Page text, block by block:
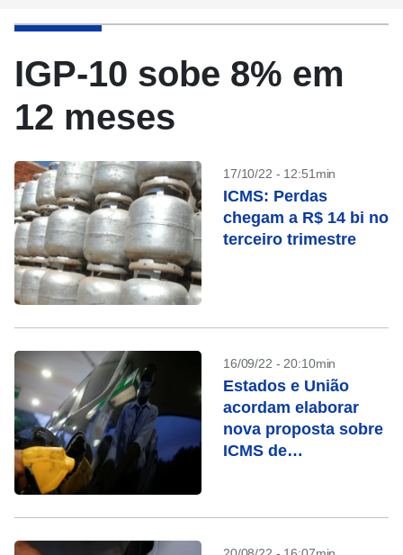
IGP-10 sobe 8% em
12 meses
17/10/22 - 12:51min
ICMS: Perdas
chegam a R$ 14 bi no
terceiro trimestre
16/09/22 - 20:10min
Estados e União
acordam elaborar
nova proposta sobre
ICMS de